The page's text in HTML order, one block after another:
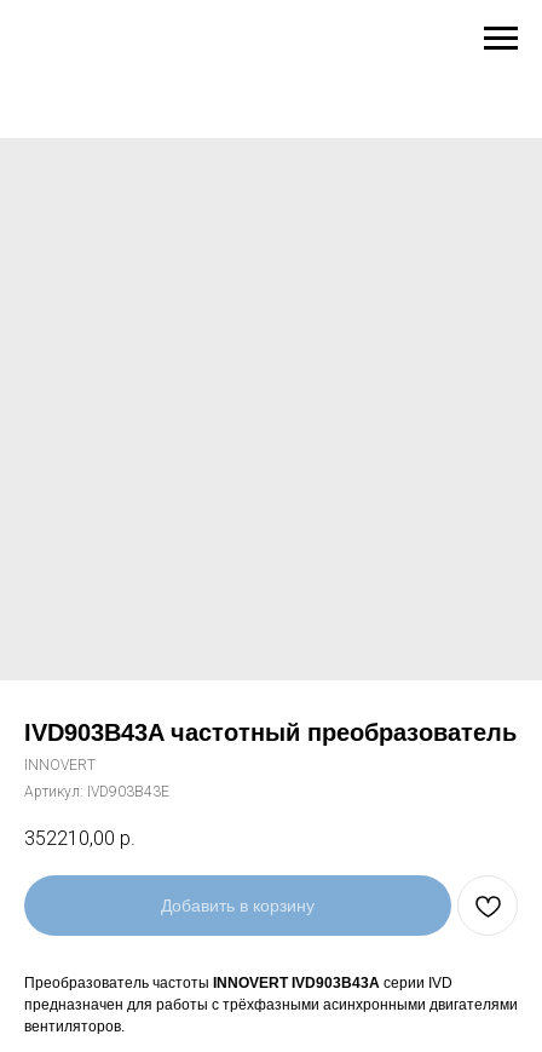
IVD903B43A частотный преобразователь
INNOVERT
Артикул: IVD903B43E
352210,00 р.
Добавить в корзину
Преобразователь частоты INNOVERT IVD903B43A серии IVD
предназначен для работы с трёхфазными асинхронными двигателями
вентиляторов.